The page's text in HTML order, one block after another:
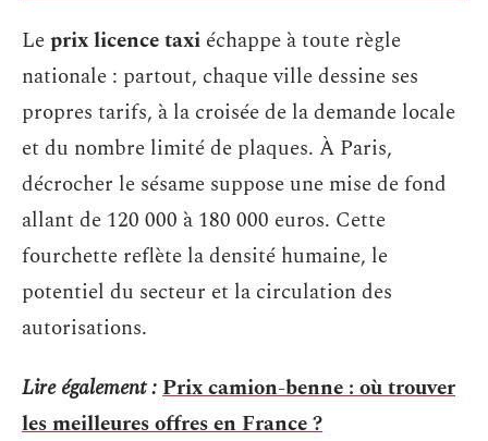
Leprix licence taxi échappe à toute règle
nationale : partout, chaque ville dessine ses
propres tarifs, à la croisée de la demande locale
et du nombre limité de plaques. À Paris,
décrocher le sésame suppose une mise de fond
allant de 120 000 à 180 000 euros. Cette
fourchette reflète la densité humaine, le
potentiel du secteur et la circulation des
autorisations.
Lire également :Prix camion-benne : où trouver
les meilleures offres en France ?